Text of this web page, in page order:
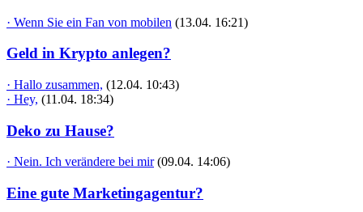
· Wenn Sie ein Fan von mobilen (13.04. 16:21)
Geld in Krypto anlegen?
· Hallo zusammen, (12.04. 10:43)
· Hey, (11.04. 18:34)
Deko zu Hause?
· Nein. Ich verändere bei mir (09.04. 14:06)
Eine gute Marketingagentur?